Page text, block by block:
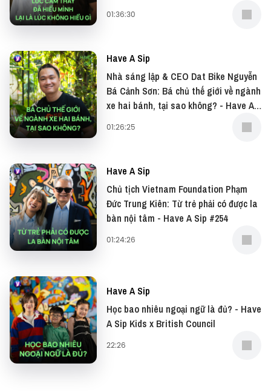
Đừng quên có thể xem bản video của podcast này
Và đọc những bài viết thú vị tại website: Vietcetera
—
Nếu có bất cứ góp ý, phản hồi hay mong muốn hợp
tác, bạn có thể gửi email về địa chỉ
Yêu thích tập podcast này, bạn có thể donate cho
Have A Sip tại:
● Patreon:https://www.patreon.com/vietcetera
https://www.buymeacoffee.com/vietcetera
—
Đừng quên có thể xem bản video của podcast này
tại: YouTube
01:36:30
Have A Sip
Nhà sáng lập & CEO Dat Bike Nguyễn
Bá Cảnh Sơn: Bá chủ thế giới về ngành
xe hai bánh, tại sao không? - Have A
01:26:25
Have A Sip
Chủ tịch Vietnam Foundation Phạm
Đức Trung Kiên: Từ trẻ phải có được la
bàn nội tâm - Have A Sip #254
01:24:26
Have A Sip
Học bao nhiêu ngoại ngữ là đủ? - Have
A Sip Kids x British Council
22:26